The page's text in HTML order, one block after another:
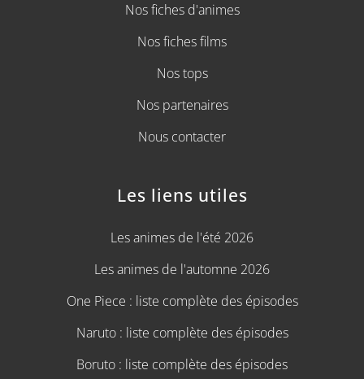
Nos fiches d'animes
Nos fiches films
Nos tops
Nos partenaires
Nous contacter
Les liens utiles
Les animes de l'été 2026
Les animes de l'automne 2026
One Piece : liste complète des épisodes
Naruto : liste complète des épisodes
Boruto : liste complète des épisodes